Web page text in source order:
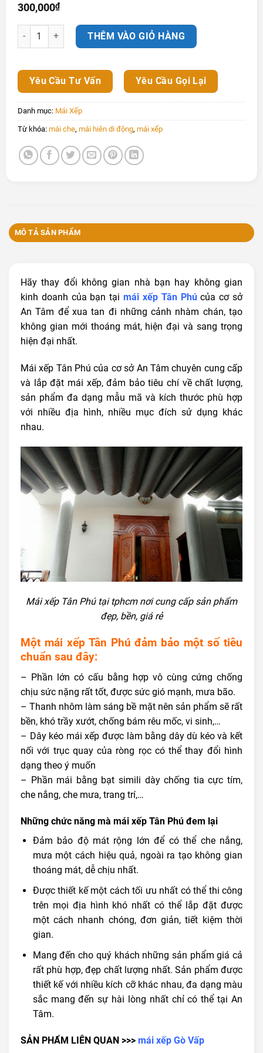
300,000₫
Mái xếp quận Tân Phú số lượngTHÊM VÀO GIỎ HÀNG
Yêu Cầu Tư Vấn Yêu Cầu Gọi Lại
Danh mục: Mái Xếp
Từ khóa: mái che, mái hiên di động, mái xếp
MÔ TẢ SẢN PHẨM
Hãy thay đổi không gian nhà bạn hay không gian
kinh doanh của bạn tạimái xếp Tân Phú của cơ sở
An Tâm để xua tan đi những cảnh nhàm chán, tạo
không gian mới thoáng mát, hiện đại và sang trọng
hiện đại nhất.
Mái xếp Tân Phú của cơ sở An Tâm chuyên cung cấp
và lắp đặt mái xếp, đảm bảo tiêu chí về chất lượng,
sản phẩm đa dạng mẫu mã và kích thước phù hợp
với nhiều địa hình, nhiều mục đích sử dụng khác
nhau.
Mái xếp Tân Phú tại tphcm nơi cung cấp sản phẩm
đẹp, bền, giá rẻ
Một mái xếp Tân Phú đảm bảo một số tiêu
chuẩn sau đây:
– Phần lớn có cấu bằng hợp vô cùng cứng chống
chịu sức nặng rất tốt, được sức gió mạnh, mưa bão.
– Thanh nhôm làm sáng bề mặt nên sản phẩm sẽ rất
bền, khó trầy xướt, chống bám rêu mốc, vi sinh,…
– Dây kéo mái xếp được làm bằng dây dù kéo và kết
nối với trục quay của ròng rọc có thể thay đổi hình
dạng theo ý muốn
– Phần mái bằng bạt simili dày chống tia cực tím,
che nắng, che mưa, trang trí,…
Những chức năng mà mái xếp Tân Phú đem lại
Đảm bảo độ mát rộng lớn để có thể che nắng,
mưa một cách hiệu quả, ngoài ra tạo không gian
thoáng mát, dễ chịu nhất.
Được thiết kế một cách tối ưu nhất có thể thi công
trên mọi địa hình khó nhất có thể lắp đặt được
một cách nhanh chóng, đơn giản, tiết kiệm thời
gian.
Mang đến cho quý khách những sản phẩm giá cả
rất phù hợp, đẹp chất lượng nhất. Sản phẩm được
thiết kế với nhiều kích cỡ khác nhau, đa dạng màu
sắc mang đến sự hài lòng nhất chỉ có thể tại An
Tâm.
SẢN PHẨM LIÊN QUAN >>> mái xếp Gò Vấp